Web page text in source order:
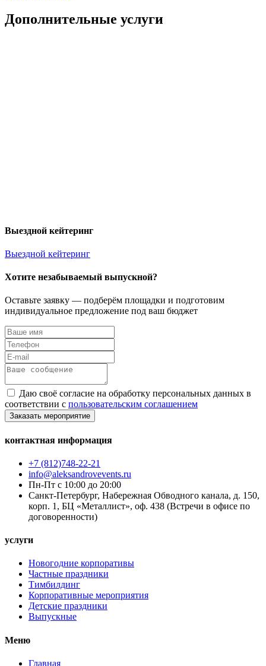
Дополнительные услуги
Выездной кейтеринг
Выездной кейтеринг
Хотите незабываемый выпускной?
Оставьте заявку — подберём площадки и подготовим
индивидуальное предложение под ваш бюджет
Даю своё согласие на обработку персональных данных в
соответствии с пользовательским соглашением
Заказать мероприятие
контактная информация
+7 (812)748-22-21
info@aleksandrovevents.ru
Пн-Пт с 10:00 до 20:00
Санкт-Петербург, Набережная Обводного канала, д. 150,
корп. 1, БЦ «Металлист», оф. 438 (Встречи в офисе по
договоренности)
услуги
Новогодние корпоративы
Частные праздники
Тимбилдинг
Корпоративные мероприятия
Детские праздники
Выпускные
Меню
Главная